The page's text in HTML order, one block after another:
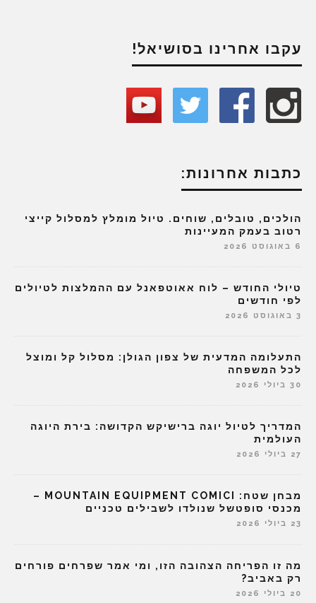
עקבו אחרינו בסושיאל!
כתבות אחרונות:
הולכים, טובלים, שוחים. טיול מומלץ למסלול קייצי
רטוב בעמק המעיינות
6 באוגוסט 2026
טיולי החודש – לוח אאוטפאנל עם ההמלצות לטיולים
לפי חודשים
3 באוגוסט 2026
התעלומה המדעית של צפון הגולן: מסלול קל ומוצל
לכל המשפחה
30 ביולי 2026
המדריך לטיול יוגה ברישיקש הקדושה: בירת היוגה
העולמית
27 ביולי 2026
מבחן שטח: MOUNTAIN EQUIPMENT COMICI –
מכנסי סופטשל שנולדו לשבילים טכניים
23 ביולי 2026
מה זו הפריחה הצהובה הזו, ומי אמר שפרחים פורחים
רק באביב?
20 ביולי 2026